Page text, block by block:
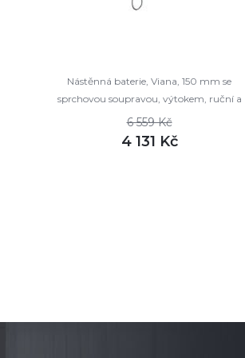
Nástěnná baterie, Viana, 150 mm se
sprchovou soupravou, výtokem, ruční a
talířovou sprchou ø235mm
6 559 Kč
4 131 Kč